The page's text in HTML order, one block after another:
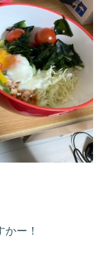
ー！